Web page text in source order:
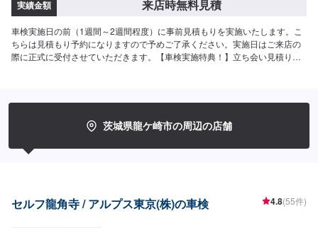
実績金額 来店時無料見積
車検実施日の前（1週間～2週間程度）に事前見積もりを実施いたします。こ
ちらは見積もり予約になりますので予めご了承ください。実施日はご来店の
際に正式に受付させていただきます。【車検実施特典！】立ち会い見積り無
量税：6,600円印紙代：2,200円----------------------------------------合計：35,740円
【小型自動車】ヴィッツ,マーチ等(1.0t以下)車検基本料：9,400円自賠責保
険：17,650円重量税：16,400円印紙代：2,200円--------------------------------------
--合計：45,650円【中型自動車】ノート,カローラ,アクセラ等(1.0t-1.5t以下)車
は、印紙代2,300円となります）【大型自動車】オデッセイ,セレナ,クラウン
等(1.5t-2.0t以下)車検基本料：9,400円自賠責保険：17,650円重量税：32,800
茨城県龍ケ崎市の周辺の店舗
セルフ龍角寺 / アルプス東京(株)の車検 4.8(55件)